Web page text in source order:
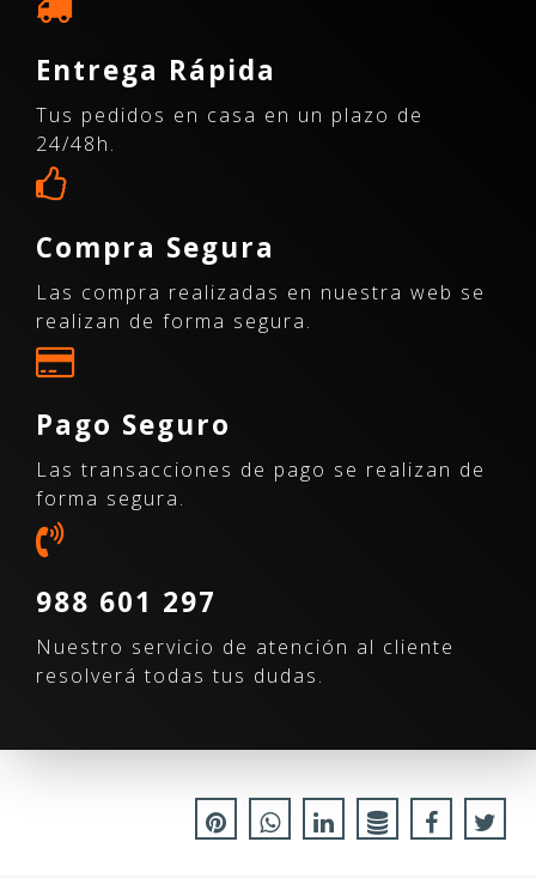
Entrega Rápida
Tus pedidos en casa en un plazo de
24/48h.
Compra Segura
Las compra realizadas en nuestra web se
realizan de forma segura.
Pago Seguro
Las transacciones de pago se realizan de
forma segura.
988 601 297
Nuestro servicio de atención al cliente
resolverá todas tus dudas.